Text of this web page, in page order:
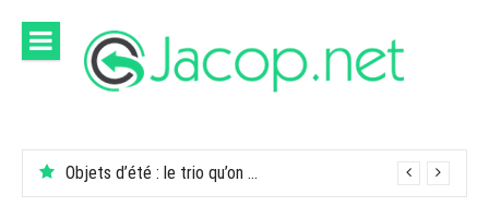
contenu
Objets d’été : le trio qu’on garde dans son sac